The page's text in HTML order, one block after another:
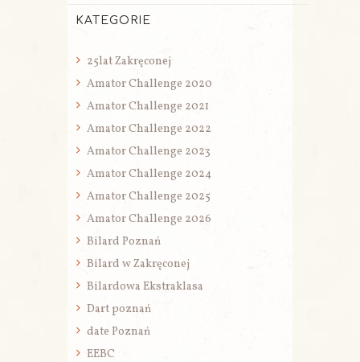
KATEGORIE
25lat Zakręconej
Amator Challenge 2020
Amator Challenge 2021
Amator Challenge 2022
Amator Challenge 2023
Amator Challenge 2024
Amator Challenge 2025
Amator Challenge 2026
Bilard Poznań
Bilard w Zakręconej
Bilardowa Ekstraklasa
Dart poznań
date Poznań
EEBC